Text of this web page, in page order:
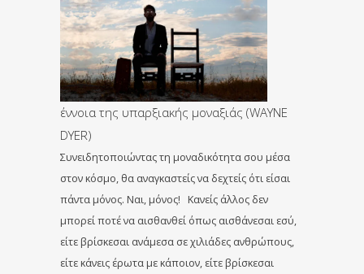
έννοια της υπαρξιακής μοναξιάς (WAYNE
DYER)
Συνειδητοποιώντας τη μοναδικότητα σου μέσα
στον κόσμο, θα αναγκαστείς να δεχτείς ότι είσαι
πάντα μόνος. Ναι, μόνος! Κανείς άλλος δεν
μπορεί ποτέ να αισθανθεί όπως αισθάνεσαι εσύ,
είτε βρίσκεσαι ανάμεσα σε χιλιάδες ανθρώπους,
είτε κάνεις έρωτα με κάποιον, είτε βρίσκεσαι